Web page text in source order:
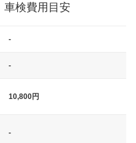
車検費用目安
-
-
10,800円
-